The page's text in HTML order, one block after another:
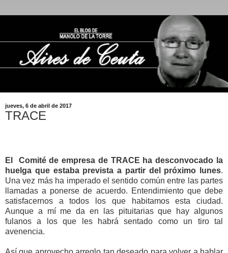
jueves, 6 de abril de 2017
TRACE
El Comité de empresa de TRACE ha desconvocado la
huelga que estaba prevista a partir del próximo lunes.
Una vez más ha imperado el sentido común entre las partes
llamadas a ponerse de acuerdo. Entendimiento que debe
satisfacernos a todos los que habitamos esta ciudad.
Aunque a mí me da en las pituitarias que hay algunos
fulanos a los que les habrá sentado como un tiro tal
avenencia.